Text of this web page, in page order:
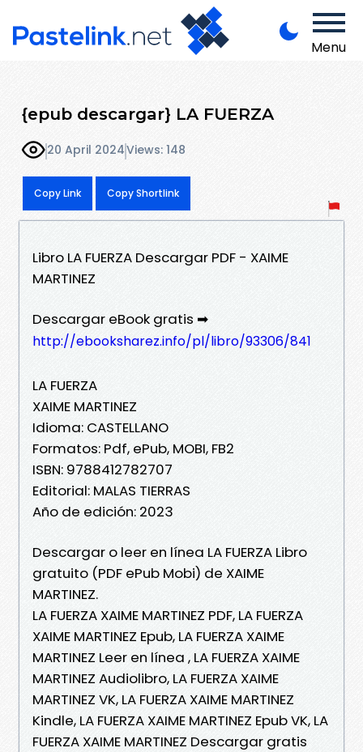
Menu
{epub descargar} LA FUERZA
20 April 2024Views: 148
Copy Link Copy Shortlink
Libro LA FUERZA Descargar PDF - XAIME
MARTINEZ
Descargar eBook gratis ➡
http://ebooksharez.info/pl/libro/93306/841
LA FUERZA
XAIME MARTINEZ
Idioma: CASTELLANO
Formatos: Pdf, ePub, MOBI, FB2
ISBN: 9788412782707
Editorial: MALAS TIERRAS
Año de edición: 2023
Descargar o leer en línea LA FUERZA Libro
gratuito (PDF ePub Mobi) de XAIME
MARTINEZ.
LA FUERZA XAIME MARTINEZ PDF, LA FUERZA
XAIME MARTINEZ Epub, LA FUERZA XAIME
MARTINEZ Leer en línea , LA FUERZA XAIME
MARTINEZ Audiolibro, LA FUERZA XAIME
MARTINEZ VK, LA FUERZA XAIME MARTINEZ
Kindle, LA FUERZA XAIME MARTINEZ Epub VK, LA
FUERZA XAIME MARTINEZ Descargar gratis